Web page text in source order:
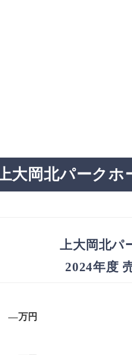
大岡北パークホ
上大岡北パ
2024年度
—万円